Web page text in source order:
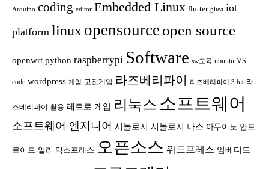
Arduino coding editor Embedded Linux flutter gitea iot
platform linux opensource open source
openwrt python raspberrypi Software sw교육 ubuntu VS
code wordpress 게임 고전게임 라즈베리파이 라즈베리파이 3 b+ 라
즈베리파이 활용 레트로 게임 리눅스 소프트웨어
소프트웨어 엔지니어 시놀로지 시놀로지 나스 아두이노 안드
로이드 알리 익스프레스 오픈소스 워드프레스 임베디드